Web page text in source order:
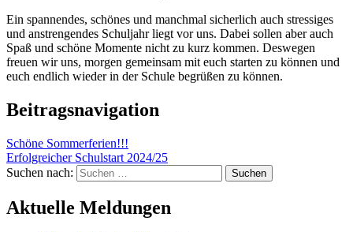
Ein spannendes, schönes und manchmal sicherlich auch stressiges
und anstrengendes Schuljahr liegt vor uns. Dabei sollen aber auch
Spaß und schöne Momente nicht zu kurz kommen. Deswegen
freuen wir uns, morgen gemeinsam mit euch starten zu können und
euch endlich wieder in der Schule begrüßen zu können.
Beitragsnavigation
Schöne Sommerferien!!!
Erfolgreicher Schulstart 2024/25
Suchen nach:
Aktuelle Meldungen